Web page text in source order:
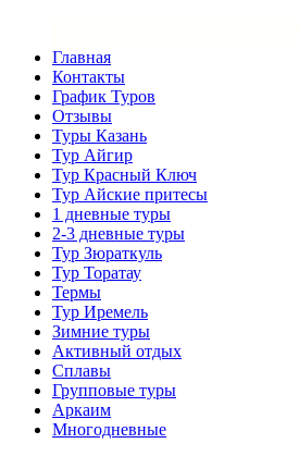
Главная
Контакты
График Туров
Отзывы
Туры Казань
Тур Айгир
Тур Красный Ключ
Тур Айские притесы
1 дневные туры
2-3 дневные туры
Тур Зюраткуль
Тур Торатау
Термы
Тур Иремель
Зимние туры
Активный отдых
Сплавы
Групповые туры
Аркаим
Многодневные